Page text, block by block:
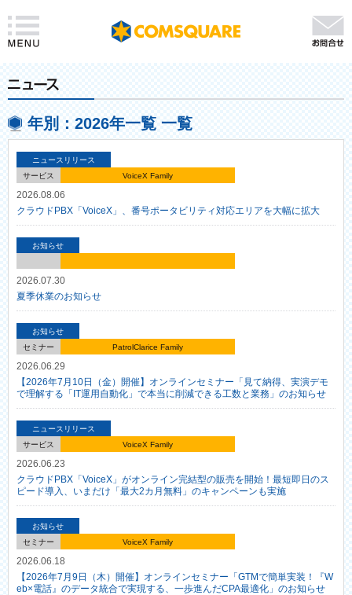
年別：2026年一覧 一覧
ニュースリリース
サービス
VoiceX Family
2026.08.06
クラウドPBX「VoiceX」、番号ポータビリティ対応エリアを大幅に拡大
お知らせ
2026.07.30
夏季休業のお知らせ
お知らせ
セミナー
PatrolClarice Family
2026.06.29
【2026年7月10日（金）開催】オンラインセミナー「見て納得、実演デモ
で理解する「IT運用自動化」で本当に削減できる工数と業務」のお知らせ
ニュースリリース
サービス
VoiceX Family
2026.06.23
クラウドPBX「VoiceX」がオンライン完結型の販売を開始！最短即日のス
ピード導入、いまだけ「最大2カ月無料」のキャンペーンも実施
お知らせ
セミナー
VoiceX Family
2026.06.18
【2026年7月9日（木）開催】オンラインセミナー「GTMで簡単実装！『W
eb×電話』のデータ統合で実現する、一歩進んだCPA最適化」のお知らせ